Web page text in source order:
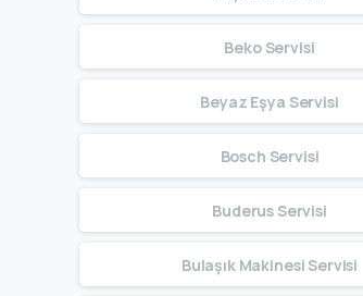
Beko Servisi
Beyaz Eşya Servisi
Bosch Servisi
Buderus Servisi
Bulaşık Makinesi Servisi